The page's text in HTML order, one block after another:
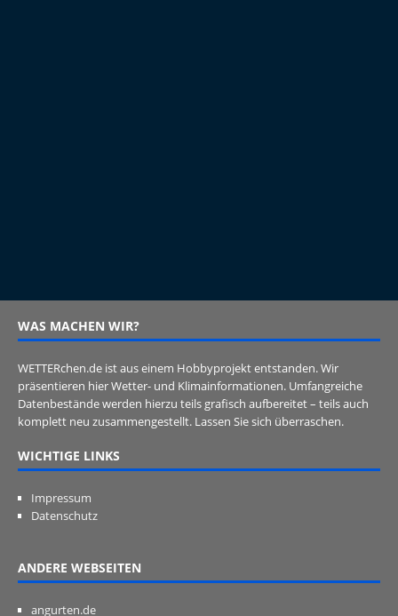
WAS MACHEN WIR?
WETTERchen.de ist aus einem Hobbyprojekt entstanden. Wir
präsentieren hier Wetter- und Klimainformationen. Umfangreiche
Datenbestände werden hierzu teils grafisch aufbereitet – teils auch
komplett neu zusammengestellt. Lassen Sie sich überraschen.
WICHTIGE LINKS
Impressum
Datenschutz
ANDERE WEBSEITEN
angurten.de